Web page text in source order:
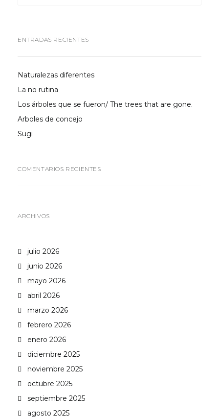
ENTRADAS RECIENTES
Naturalezas diferentes
La no rutina
Los árboles que se fueron/ The trees that are gone.
Arboles de concejo
Sugi
COMENTARIOS RECIENTES
ARCHIVOS
julio 2026
junio 2026
mayo 2026
abril 2026
marzo 2026
febrero 2026
enero 2026
diciembre 2025
noviembre 2025
octubre 2025
septiembre 2025
agosto 2025